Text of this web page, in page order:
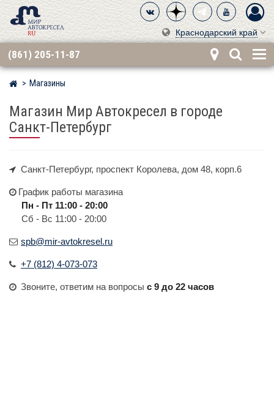
Краснодарский край
(861) 205-11-87
Мир детских автокресел
Магазины
Магазин Мир Автокресел в городе
Санкт-Петербург
Санкт-Петербург, проспект Королева, дом 48, корп.6
График работы магазина
Пн - Пт 11:00 - 20:00
Сб - Вс 11:00 - 20:00
spb@mir-avtokresel.ru
+7 (812) 4-073-073
Звоните, ответим на вопросы с 9 до 22 часов